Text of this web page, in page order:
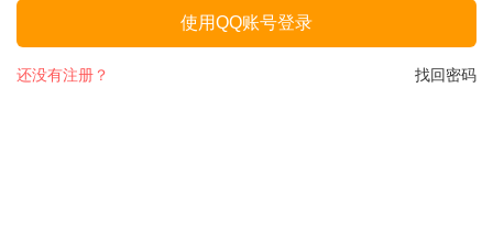
使用QQ账号登录
找回密码
还没有注册？